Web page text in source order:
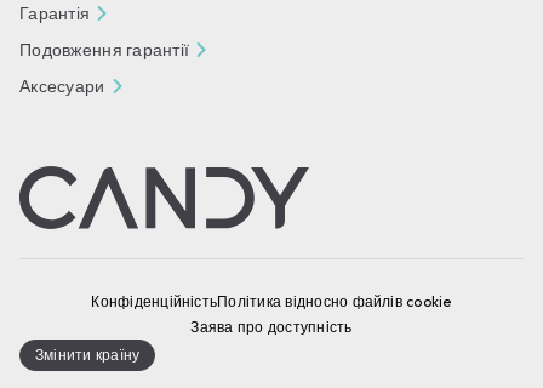
Гарантія
Подовження гарантії
Аксесуари
КонфіденційністьПолітика відносно файлів cookie
Заява про доступність
Змінити країну